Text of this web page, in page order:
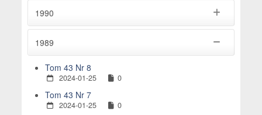
1990
1989
Tom 43 Nr 8
2024-01-25 0
Tom 43 Nr 7
2024-01-25 0